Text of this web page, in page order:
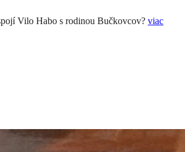
Vilo Habo s rodinou Bučkovcov? viac